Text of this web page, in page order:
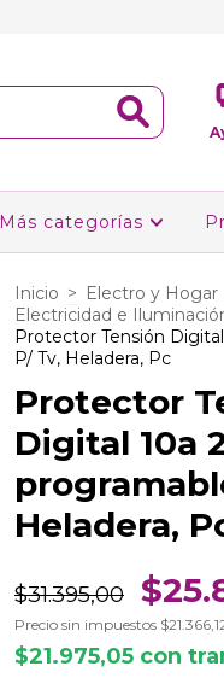
Más categorías
Inicio > Electro y Hogar
Electricidad e
Protector Tensión
P/ Tv, Heladera, Pc
Protector
Digital 10a
Heladera,
$31.395,00
Precio sin impuestos
$21.975,05 con